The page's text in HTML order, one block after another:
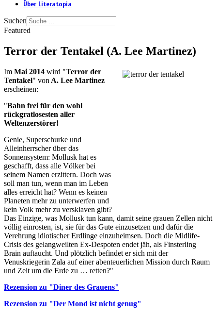
Über Literatopia
Suchen
Featured
Terror der Tentakel (A. Lee Martinez)
Im Mai 2014 wird "Terror der
Tentakel" von A. Lee Martinez
erscheinen:
"Bahn frei für den wohl
rückgratlosesten aller
Weltenzerstörer!
Genie, Superschurke und
Alleinherrscher über das
Sonnensystem: Mollusk hat es
geschafft, dass alle Völker bei
seinem Namen erzittern. Doch was
soll man tun, wenn man im Leben
alles erreicht hat? Wenn es keinen
Planeten mehr zu unterwerfen und
kein Volk mehr zu versklaven gibt?
Das Einzige, was Mollusk tun kann, damit seine grauen Zellen nicht
völlig einrosten, ist, sie für das Gute einzusetzen und dafür die
Verehrung idiotischer Erdlinge einzuheimsen. Doch die Midlife-
Crisis des gelangweilten Ex-Despoten endet jäh, als Finsterling
Brain auftaucht. Und plötzlich befindet er sich mit der
Venuskriegerin Zala auf einer abenteuerlichen Mission durch Raum
und Zeit um die Erde zu … retten?"
Rezension zu "Diner des Grauens"
Rezension zu "Der Mond ist nicht genug"